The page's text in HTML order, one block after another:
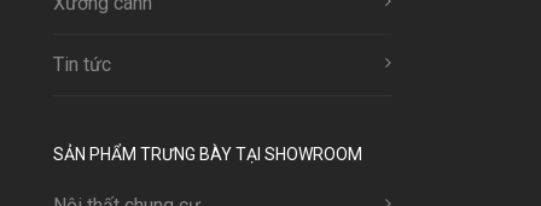
Tin tức
SẢN PHẨM TRƯNG BÀY TẠI SHOWROOM